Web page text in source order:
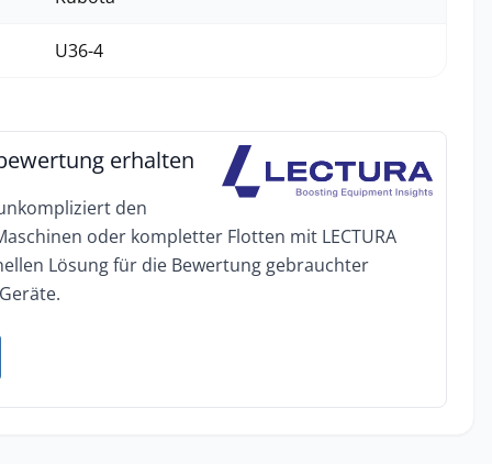
U36-4
erhalten
den
oder kompletter Flotten mit LECTURA
Lösung für die Bewertung gebrauchter